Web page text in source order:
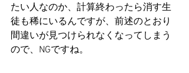
たい人なのか、計算終わったら消す生
徒も稀にいるんですが、前述のとおり
間違いが見つけられなくなってしまう
ので、NGですね。